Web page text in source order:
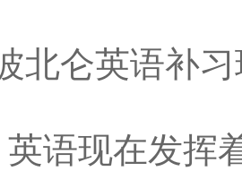
仑英语补习
现在发挥着